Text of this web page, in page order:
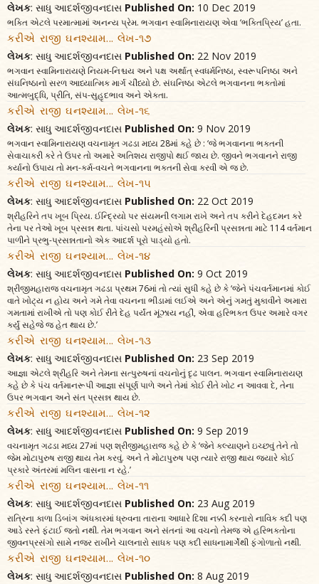
લેખક: સાધુ આદર્શજીવનદાસ Published On: 10 Dec 2019
ભક્તિ એટલે પરમાત્મામાં અનન્ય પ્રેમ. ભગવાન સ્વામિનારાયણ એવા ‘ભક્તિપ્રિય’ હતા.
કરીએ રાજી ઘનશ્યામ... લેખ-૧૭
લેખક: સાધુ આદર્શજીવનદાસ Published On: 22 Nov 2019
ભગવાન સ્વામિનારાયણે નિયમ-નિશ્ચય અને પક્ષ અર્થાત્‌ સ્વધર્મનિષ્ઠા, સ્વરૂપનિષ્ઠા અને
સંઘનિષ્ઠાનો સરળ આધ્યાત્મિક માર્ગ ચીંધ્યો છે. સંઘનિષ્ઠા એટલે ભગવાનના ભક્તોમાં
આત્મબુદ્ધિ, પ્રીતિ, સંપ-સુહૃદભાવ અને એકતા.
કરીએ રાજી ઘનશ્યામ... લેખ-૧૬
લેખક: સાધુ આદર્શજીવનદાસ Published On: 9 Nov 2019
ભગવાન સ્વામિનારાયણ વચનામૃત ગઢડા મધ્ય 28માં કહે છે : ‘જે ભગવાનના ભક્તની
સેવાચાકરી કરે તે ઉપર તો અમારે અતિશય રાજીપો થઈ જાય છે. જીવને ભગવાનને રાજી
કર્યાનો ઉપાય તો મન-કર્મ-વચને ભગવાનના ભક્તની સેવા કરવી એ જ છે.
કરીએ રાજી ઘનશ્યામ... લેખ-૧૫
લેખક: સાધુ આદર્શજીવનદાસ Published On: 22 Oct 2019
શ્રીહરિને તપ ખૂબ પ્રિય. ઈન્દ્રિયો પર સંયમની લગામ રાખે અને તપ કરીને દેહદમન કરે
તેના પર તેઓ ખૂબ પ્રસન્ન થતા. પાંચસો પરમહંસોએ શ્રીહરિની પ્રસન્નતા માટે 114 વર્તમાન
પાળીને પ્રભુ-પ્રસન્નતાનો એક આદર્શ પૂરો પાડ્યો હતો.
કરીએ રાજી ઘનશ્યામ... લેખ-૧૪
લેખક: સાધુ આદર્શજીવનદાસ Published On: 9 Oct 2019
શ્રીજીમહારાજ વચનામૃત ગઢડા પ્રથમ 76માં તો ત્યાં સુધી કહે છે કે ‘જેને પંચવર્તમાનમાં કોઈ
વાતે ખોટ્ય ન હોય અને ગમે તેવા વચનના ભીડામાં લઈએ અને એનું ગમતું મુકાવીને અમારા
ગમતામાં રાખીએ તો પણ કોઈ રીતે દેહ પર્યંત મૂંઝાય નહીં, એવા હરિભક્ત ઉપર અમારે વગર
કર્યું સહેજે જ હેત થાય છે.’
કરીએ રાજી ઘનશ્યામ... લેખ-૧૩
લેખક: સાધુ આદર્શજીવનદાસ Published On: 23 Sep 2019
આજ્ઞા એટલે શ્રીહરિ અને તેમના સત્પુરુષનાં વચનોનું દૃઢ પાલન. ભગવાન સ્વામિનારાયણ
કહે છે કે પંચ વર્તમાનરૂપી આજ્ઞા સંપૂર્ણ પાળે અને તેમાં કોઈ રીતે ખોટ ન આવવા દે, તેના
ઉપર ભગવાન અને સંત પ્રસન્ન થાય છે.
કરીએ રાજી ઘનશ્યામ... લેખ-૧૨
લેખક: સાધુ આદર્શજીવનદાસ Published On: 9 Sep 2019
વચનામૃત ગઢડા મધ્ય 27માં પણ શ્રીજીમહારાજ કહે છે કે ‘જેને કલ્યાણને ઇચ્છવું તેને તો
જેમ મોટાપુરુષ રાજી થાય તેમ કરવું. અને તે મોટાપુરુષ પણ ત્યારે રાજી થાય જ્યારે કોઈ
પ્રકારે અંતરમાં મલિન વાસના ન રહે.’
કરીએ રાજી ઘનશ્યામ... લેખ-૧૧
લેખક: સાધુ આદર્શજીવનદાસ Published On: 23 Aug 2019
રાત્રિના કાળા ડિબાંગ અંધકારમાં ધ્રુવના તારાના આધારે દિશા નક્કી કરનારો નાવિક કદી પણ
આડે રસ્તે ફંટાઈ જતો નથી. તેમ ભગવાન અને સંતનાં આ વચનો તેમજ એ હરિભક્તોના
જીવનપ્રસંગો સામે નજર રાખીને ચાલનારો સાધક પણ કદી સાધનામાર્ગેથી ફંગોળાતો નથી.
કરીએ રાજી ઘનશ્યામ... લેખ-૧૦
લેખક: સાધુ આદર્શજીવનદાસ Published On: 8 Aug 2019